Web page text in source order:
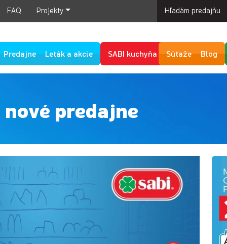
FAQ Projekty Hľadám predajňu
Predajne Leták a akcie SABI kuchyňa Súťaže Blog
nové predajne